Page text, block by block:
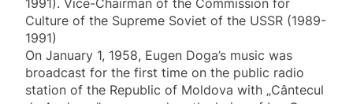
1991). Vice-Chairman of the Commission for
Culture of the Supreme Soviet of the USSR (1989-
1991)
On January 1, 1958, Eugen Doga’s music was
broadcast for the first time on the public radio
station of the Republic of Moldova with „Cântecul